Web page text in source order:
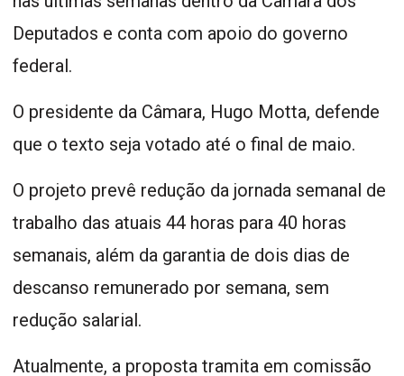
Deputados e conta com apoio do governo
federal.
O presidente da Câmara, Hugo Motta, defende
que o texto seja votado até o final de maio.
O projeto prevê redução da jornada semanal de
trabalho das atuais 44 horas para 40 horas
semanais, além da garantia de dois dias de
descanso remunerado por semana, sem
redução salarial.
Atualmente, a proposta tramita em comissão